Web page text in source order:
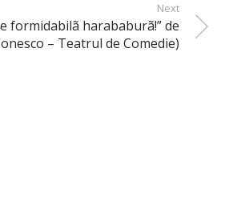
Next
formidabilã harababurã!” de
– Teatrul de Comedie)